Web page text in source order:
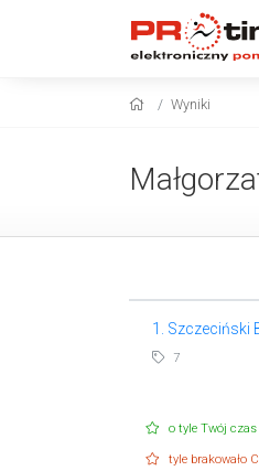
Wyniki
1. Szczeciński
7
o tyle Twój
tyle brakowało